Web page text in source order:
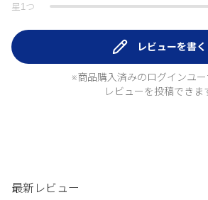
星 1つ
レビューを書く
※商品購入済みのログインユ
レビューを投稿できま
最新レビュー